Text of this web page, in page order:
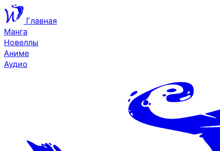
Главная
Манга
Новеллы
Аниме
Аудио